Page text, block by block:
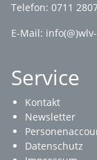
Telefon: 0711
E-Mail:
Service
Kontakt
Newsletter
Datenschutz